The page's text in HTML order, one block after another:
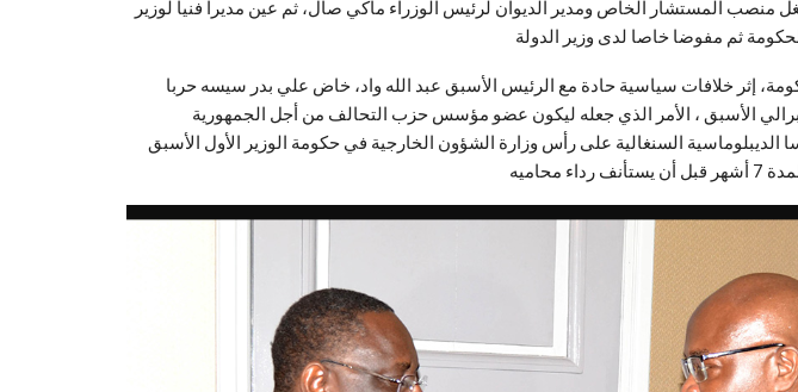
عام 2004 إلى 2007 ،شغل منصب المستشار الخاص ومدير الديوان لرئيس الوزراء ماكي صال، ثم عين مديرا فنيا لوزير
إثر خلافات سياسية حادة مع الرئيس الأسبق عبد الله واد، خاض علي بدر سيسه حربا
السنغالية على رأس وزارة الشؤون الخارجية في حكومة الوزير الأول الأسبق